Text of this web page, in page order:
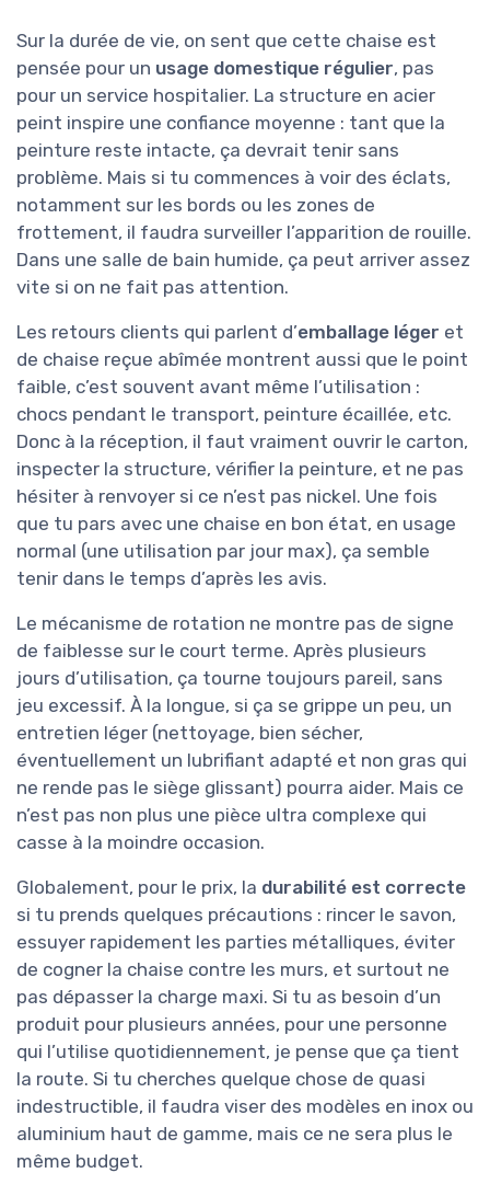
Sur la durée de vie, on sent que cette chaise est
pensée pour un usage domestique régulier, pas
pour un service hospitalier. La structure en acier
peint inspire une confiance moyenne : tant que la
peinture reste intacte, ça devrait tenir sans
problème. Mais si tu commences à voir des éclats,
notamment sur les bords ou les zones de
frottement, il faudra surveiller l’apparition de rouille.
Dans une salle de bain humide, ça peut arriver assez
vite si on ne fait pas attention.
Les retours clients qui parlent d’emballage léger et
de chaise reçue abîmée montrent aussi que le point
faible, c’est souvent avant même l’utilisation :
chocs pendant le transport, peinture écaillée, etc.
Donc à la réception, il faut vraiment ouvrir le carton,
inspecter la structure, vérifier la peinture, et ne pas
hésiter à renvoyer si ce n’est pas nickel. Une fois
que tu pars avec une chaise en bon état, en usage
normal (une utilisation par jour max), ça semble
tenir dans le temps d’après les avis.
Le mécanisme de rotation ne montre pas de signe
de faiblesse sur le court terme. Après plusieurs
jours d’utilisation, ça tourne toujours pareil, sans
jeu excessif. À la longue, si ça se grippe un peu, un
entretien léger (nettoyage, bien sécher,
éventuellement un lubrifiant adapté et non gras qui
ne rende pas le siège glissant) pourra aider. Mais ce
n’est pas non plus une pièce ultra complexe qui
casse à la moindre occasion.
Globalement, pour le prix, la durabilité est correcte
si tu prends quelques précautions : rincer le savon,
essuyer rapidement les parties métalliques, éviter
de cogner la chaise contre les murs, et surtout ne
pas dépasser la charge maxi. Si tu as besoin d’un
produit pour plusieurs années, pour une personne
qui l’utilise quotidiennement, je pense que ça tient
la route. Si tu cherches quelque chose de quasi
indestructible, il faudra viser des modèles en inox ou
aluminium haut de gamme, mais ce ne sera plus le
même budget.